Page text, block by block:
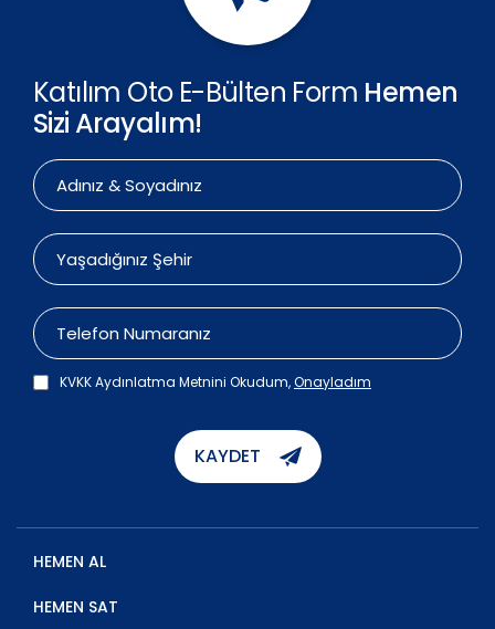
Katılım Oto E-Bülten Form Hemen
Sizi Arayalım!
KVKK Aydınlatma Metnini Okudum,Onayladım
KAYDET
HEMEN AL
HEMEN SAT